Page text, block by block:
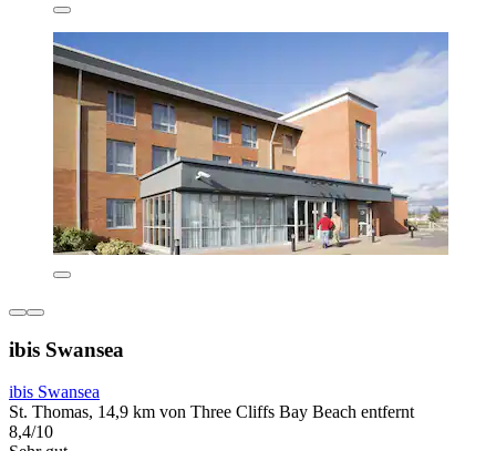
ibis Swansea
ibis Swansea
St. Thomas, 14,9 km von Three Cliffs Bay Beach entfernt
8,4/10